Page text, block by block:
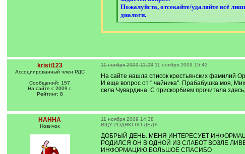
Пожалуйста, отсекайте/удаляйте всё
диалоги.
[
q
kristi123
Ассоциированный член РДС
Сообщений: 157
На сайте с 2009 г.
Рейтинг: 8
11 ноября 2009 11:23 11 ноября 2009 15:42
На сайте нашла список крестьянских фамилий
И еще вопрос от " чайника". Прабабушка моя,
села Чувардина. С прискорбием прочитала
НАННА
Новичок
11 ноября 2009 14:38
ИЩУ РОДНЮ ПО ДЕДУ
ДОБРЫЙ ДЕНЬ. МЕНЯ ИНТЕРЕСУЕТ
РОДИЛСЯ ОН В ОДНОЙ ИЗ СЛАБОТ ВОЗЛЕ
ИНФОРМАЦИЮ.БОЛЬШОЕ СПАСИБО